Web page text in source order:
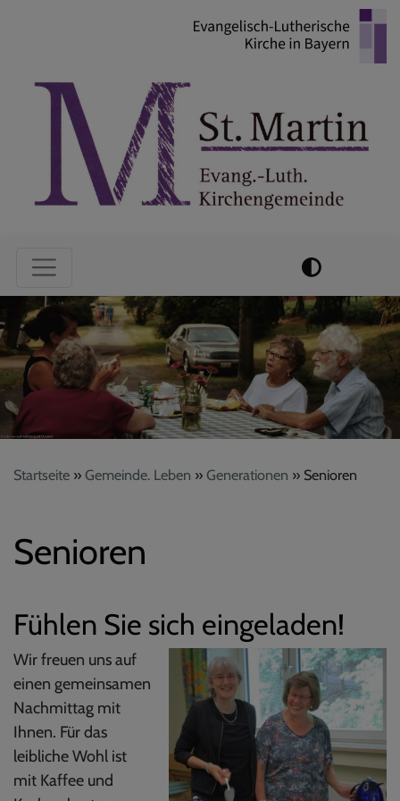
Hauptnavigation
Startseite Gemeinde. Leben Generationen Senioren
Senioren
Fühlen Sie sich eingeladen!
Wir freuen uns auf
einen gemeinsamen
Nachmittag mit
Ihnen. Für das
leibliche Wohl ist
mit Kaffee und